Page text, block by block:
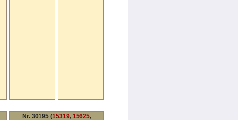
Nr. 30195 (15319, 15625,